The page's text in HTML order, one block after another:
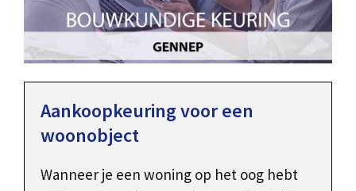
Aankoopkeuring voor een
woonobject
Wanneer je een woning op het oog hebt